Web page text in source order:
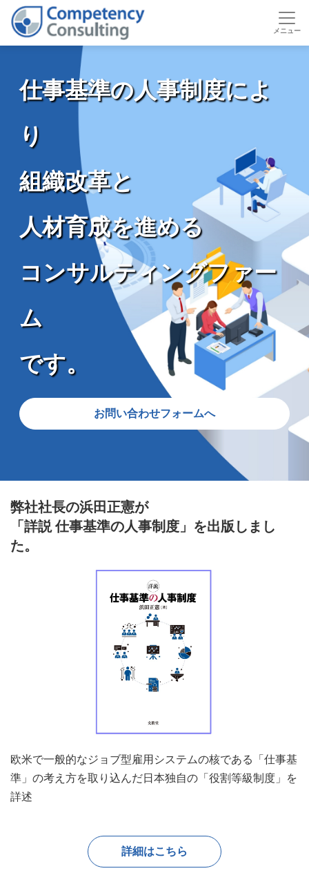
仕事基準の人事制度によ
り
組織改革と
人材育成を進める
コンサルティングファー
ム
です。
お問い合わせフォームへ
弊社社長の浜田正憲が
「 詳説 仕事基準の人事制度 」を出版しまし
た。
欧米で一般的なジョブ型雇用システムの核である「仕事基
準」 の考え方を取り込んだ日本独自の「役割等級制度」を
詳述
詳細はこちら